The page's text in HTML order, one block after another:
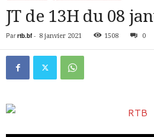
JT de 13H du 08
Par rtb.bf- 8 janvier 2021 1508 0